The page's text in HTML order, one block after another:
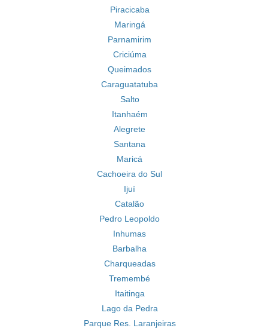
Piracicaba
Maringá
Parnamirim
Criciúma
Queimados
Caraguatatuba
Salto
Itanhaém
Alegrete
Santana
Maricá
Cachoeira do Sul
Ijuí
Catalão
Pedro Leopoldo
Inhumas
Barbalha
Charqueadas
Tremembé
Itaitinga
Lago da Pedra
Parque Res. Laranjeiras